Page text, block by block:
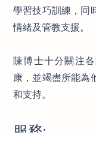
學習技巧訓練，同
情緒及管教支援。
陳博士十分關注
康，並竭盡所能為
和支持。
服務: